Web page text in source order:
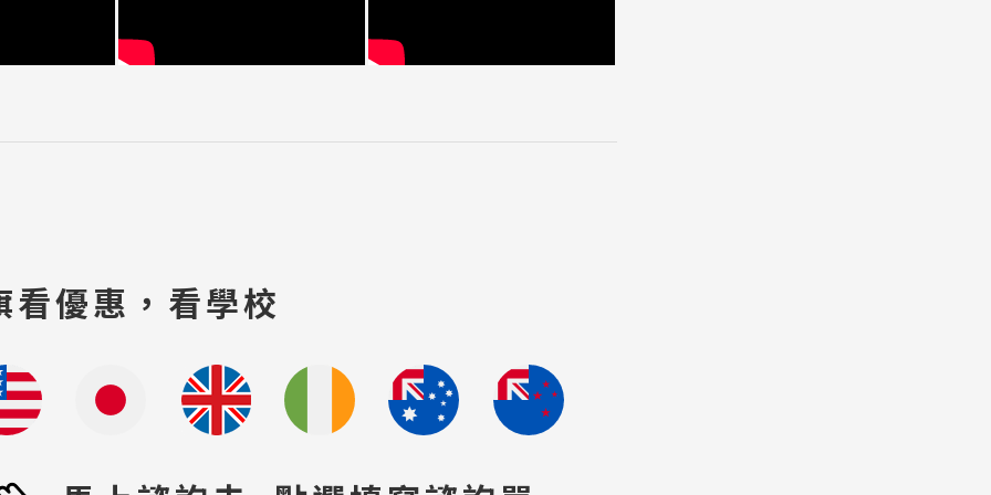
看優惠，看學校